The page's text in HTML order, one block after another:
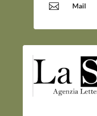
 Mail